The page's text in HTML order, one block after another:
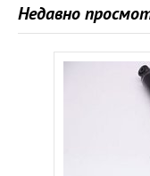
Недавно